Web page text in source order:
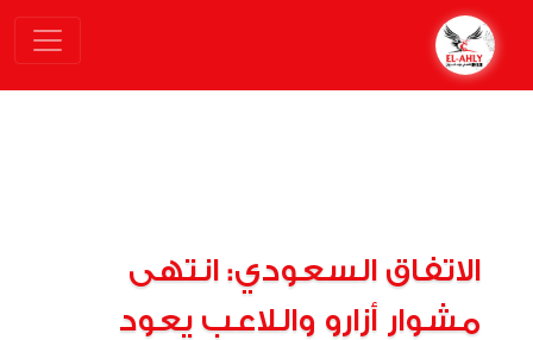
الاتفاق السعودي: انتهى
مشوار أزارو واللاعب يعود